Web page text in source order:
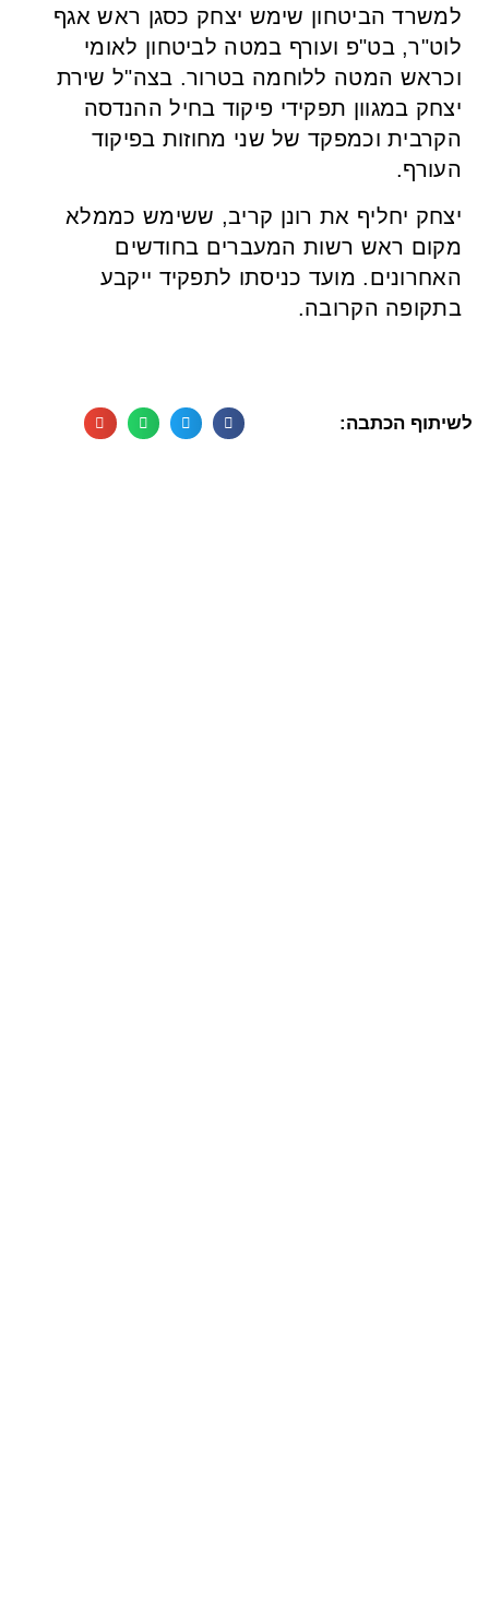
למשרד הביטחון שימש יצחק כסגן ראש אגף
לוט"ר, בט"פ ועורף במטה לביטחון לאומי
וכראש המטה ללוחמה בטרור. בצה"ל שירת
יצחק במגוון תפקידי פיקוד בחיל ההנדסה
הקרבית וכמפקד של שני מחוזות בפיקוד
העורף.
יצחק יחליף את רונן קריב, ששימש כממלא
מקום ראש רשות המעברים בחודשים
האחרונים. מועד כניסתו לתפקיד ייקבע
בתקופה הקרובה.
לשיתוף הכתבה: